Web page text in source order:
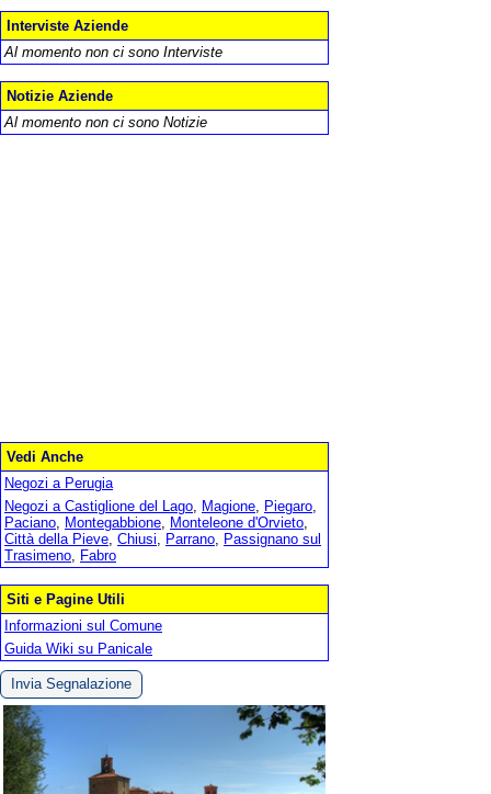
Interviste Aziende
Al momento non ci sono Interviste
Notizie Aziende
Al momento non ci sono Notizie
Vedi Anche
Negozi a Perugia
Negozi a Castiglione del Lago, Magione, Piegaro,
Paciano, Montegabbione, Monteleone d'Orvieto,
Città della Pieve, Chiusi, Parrano, Passignano sul
Trasimeno, Fabro
Siti e Pagine Utili
Informazioni sul Comune
Guida Wiki su Panicale
Invia Segnalazione